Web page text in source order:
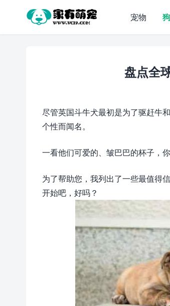
宠物
盘点全
尽管英国斗牛犬最初是为了驱赶牛
个性而闻名。
一看他们可爱的、皱巴巴的杯子，
为了帮助您，我列出了一些最值得
开始吧，好吗？